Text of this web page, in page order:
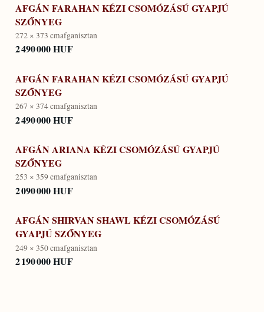
AFGÁN FARAHAN KÉZI CSOMÓZÁSÚ GYAPJÚ
SZŐNYEG
272 × 373 cmafganisztan
2 490 000 HUF
AFGÁN FARAHAN KÉZI CSOMÓZÁSÚ GYAPJÚ
SZŐNYEG
267 × 374 cmafganisztan
2 490 000 HUF
AFGÁN ARIANA KÉZI CSOMÓZÁSÚ GYAPJÚ
SZŐNYEG
253 × 359 cmafganisztan
2 090 000 HUF
AFGÁN SHIRVAN SHAWL KÉZI CSOMÓZÁSÚ
GYAPJÚ SZŐNYEG
249 × 350 cmafganisztan
2 190 000 HUF